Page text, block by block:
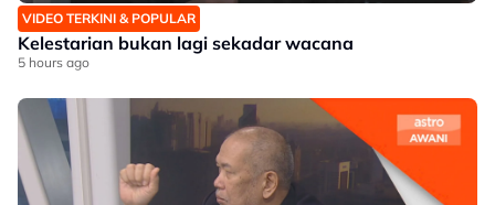
VIDEO TERKINI & POPULAR
Kelestarian bukan lagi sekadar wacana
5 hours ago